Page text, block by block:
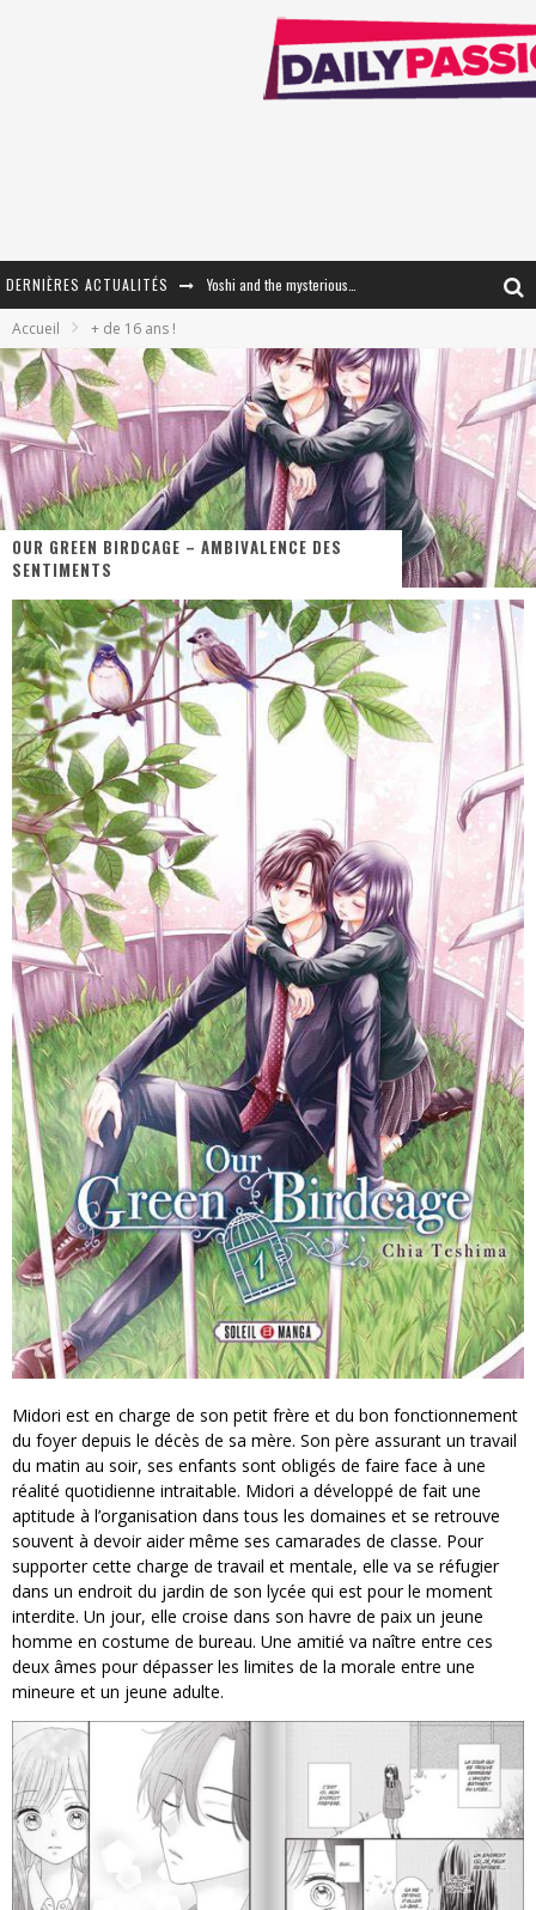
DERNIÈRES ACTUALITÉS
« The Broken Ring / This Mariage Will Fail Anyway » (Tome 2) – Préparer sa vengeance…
« Mon Village Révolté » - Combattre un Projet !
« Le Béton et le Bambou / Propositions pour Mayotte et le Monde. » - Améliorations !
Star Fox
« MOFUSAND / Parler Japonais » – Des Expressions Pratiques !
« Dr Wertham / L’homme qui étudia les tueurs en série » - Un Métier à Risque !
Assassin's Creed Black Flag Resynced
« Le Vent dand les Saules » - Une Belle Histoire !
Splatoon Raiders
Accueil + de 16 ans !
OUR GREEN BIRDCAGE – AMBIVALENCE DES
SENTIMENTS
Midori est en charge de son petit frère et du bon fonctionnement
du foyer depuis le décès de sa mère. Son père assurant un travail
du matin au soir, ses enfants sont obligés de faire face à une
réalité quotidienne intraitable. Midori a développé de fait une
aptitude à l’organisation dans tous les domaines et se retrouve
souvent à devoir aider même ses camarades de classe. Pour
supporter cette charge de travail et mentale, elle va se réfugier
dans un endroit du jardin de son lycée qui est pour le moment
interdite. Un jour, elle croise dans son havre de paix un jeune
homme en costume de bureau. Une amitié va naître entre ces
deux âmes pour dépasser les limites de la morale entre une
mineure et un jeune adulte.